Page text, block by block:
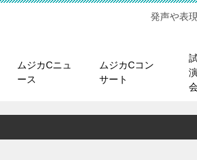
発声や表
ムジカCニュ
ース
ムジカCコン
サート